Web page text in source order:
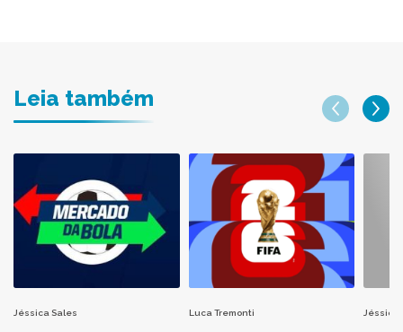
Leia também
Jéssica Sales Luca Tremonti Jéssica